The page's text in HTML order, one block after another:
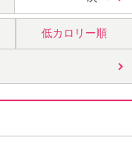
低カロリー順